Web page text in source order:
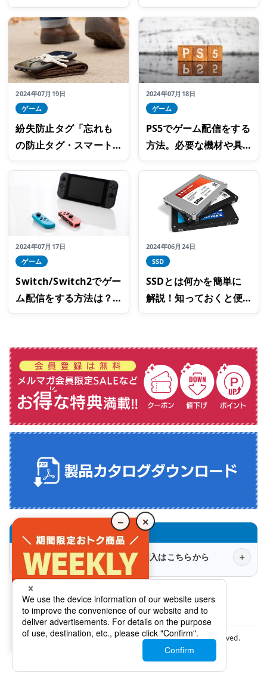
不足解消に役立つ外付
けSSDの選び方
を解消するおすすめ商
品3選
2024年07月19日
ゲーム
紛失防止タグ「忘れも
の防止タグ・スマート
タグ」とは？よく忘れ
物をする方におすす
2024年07月18日
ゲーム
PS5でゲーム配信をする
方法。必要な機材や具
体的な手順は？
2024年07月17日
ゲーム
Switch/Switch2でゲー
ム配信をする方法は？
必要なものと配信まで
2024年06月24日
SSD
SSDとは何かを簡単に
解説！知っておくと便
利な基礎知識
ロジテックダイレクトでの商品購入はこちらから
会社概要 法人様窓口
プライバシーポリシー
特定商取引法に関する表示について
Copyright © Logitec INA Solutions Co.,Ltd. All rights reserved.
－ ×